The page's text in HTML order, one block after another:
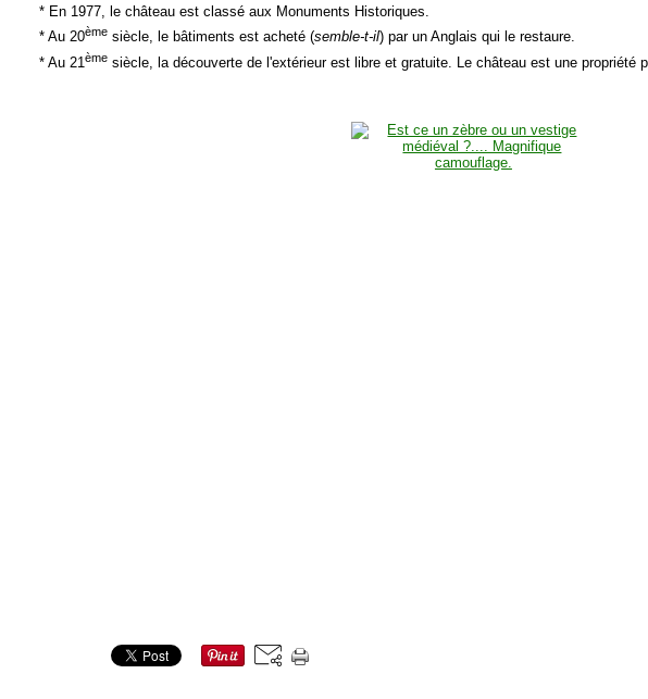
* En 1977, le château est classé aux Monuments Historiques.
* Au 20ème siècle, le bâtiments est acheté (semble-t-il) par un Anglais qui le restaure.
* Au 21ème siècle, la découverte de l'extérieur est libre et gratuite. Le château est une propriété